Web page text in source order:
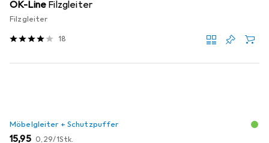
OK-Line Filzgleiter
Filzgleiter
18
Möbelgleiter + Schutzpuffer
EUR
15,95 EUR
0,29/1Stk.